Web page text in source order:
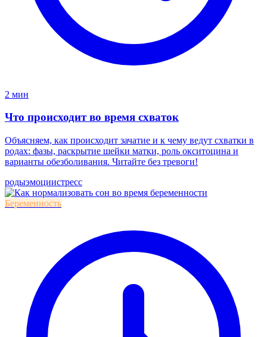
2 мин
Что происходит во время схваток
Объясняем, как происходит зачатие и к чему ведут схватки в
родах: фазы, раскрытие шейки матки, роль окситоцина и
варианты обезболивания. Читайте без тревоги!
родыэмоциистресс
Беременность